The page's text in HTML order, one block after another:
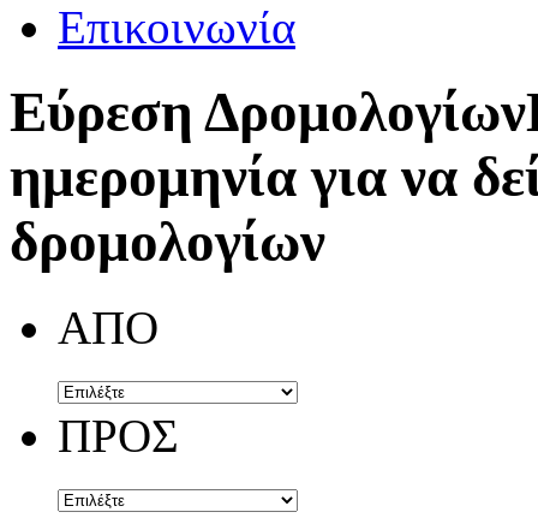
Επικοινωνία
Εύρεση Δρομολογίων
ημερομηνία για να
δρομολογίων
ΑΠΟ
ΠΡΟΣ